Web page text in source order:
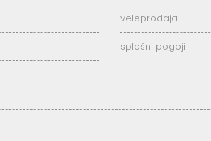
veleprodaja
splošni pogoji